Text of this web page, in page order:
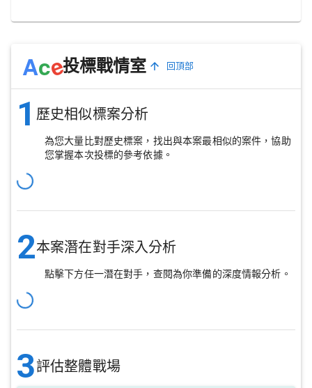
Ace投標戰情室 回頂部
1 歷史相似標案分析
為您大量比對歷史標案，找出與本案最相似的案件，協助
您掌握本次投標的參考依據。
2本案潛在對手深入分析
點擊下方任一潛在對手，查閱為你準備的深度情報分析。
3評估整體戰場